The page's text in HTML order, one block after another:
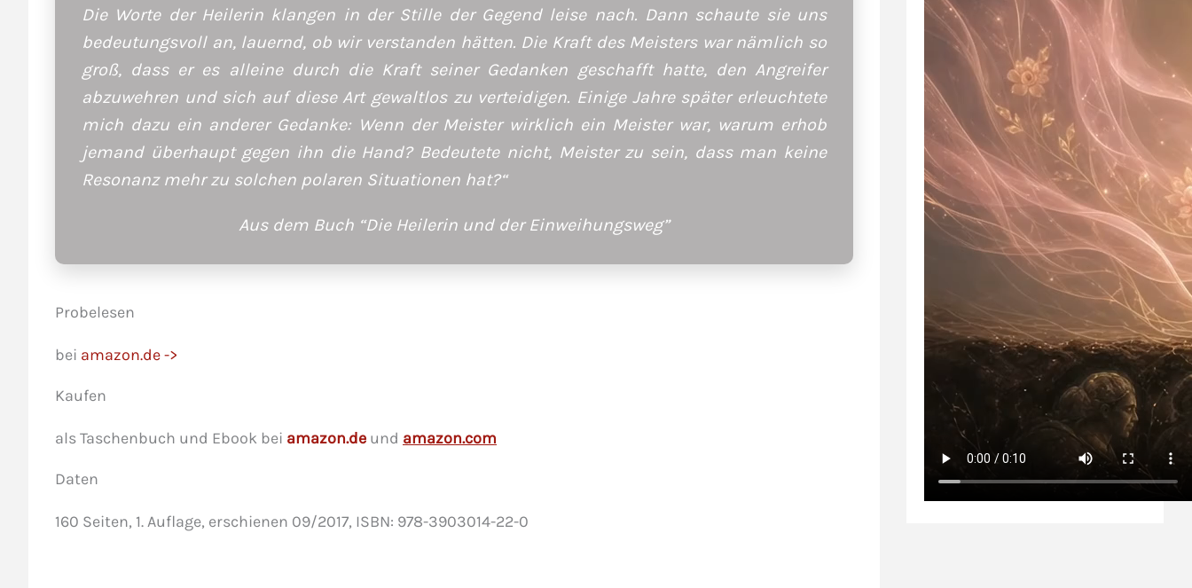
Die Worte der Heilerin klangen in der Stille der Gegend leise nach. Dann schaute sie uns
bedeutungsvoll an, lauernd, ob wir verstanden hätten. Die Kraft des Meisters war nämlich so
groß, dass er es alleine durch die Kraft seiner Gedanken geschafft hatte, den Angreifer
abzuwehren und sich auf diese Art gewaltlos zu verteidigen. Einige Jahre später erleuchtete
mich dazu ein anderer Gedanke: Wenn der Meister wirklich ein Meister war, warum erhob
jemand überhaupt gegen ihn die Hand? Bedeutete nicht, Meister zu sein, dass man keine
Resonanz mehr zu solchen polaren Situationen hat?“
Aus dem Buch “Die Heilerin und der Einweihungsweg”
Probelesen
bei amazon.de ->
Kaufen
als Taschenbuch und Ebook bei amazon.de und amazon.com
Daten
160 Seiten, 1. Auflage, erschienen 09/2017, ISBN: 978-3903014-22-0